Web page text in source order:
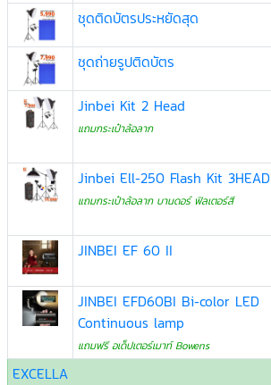
ชุดติดบัตรประหยัดสุด
ชุดถ่ายรูปติดบัตร
Jinbei Kit 2 Head
แถมกระเป๋าล้อลาก
Jinbei Ell-250 Flash Kit 3HEAD
แถมกระเป๋าล้อลาก บานดอร์ ฟิลเตอร์สี
JINBEI EF 60 II
JINBEI EFD60BI Bi-color LED
Continuous lamp
แถมฟรี อเด็ปเตอร์เมาท์ Bowens
EXCELLA